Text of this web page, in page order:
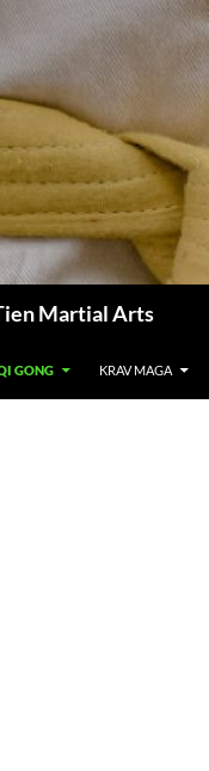
Martial Arts
GONG KRAV MAGA